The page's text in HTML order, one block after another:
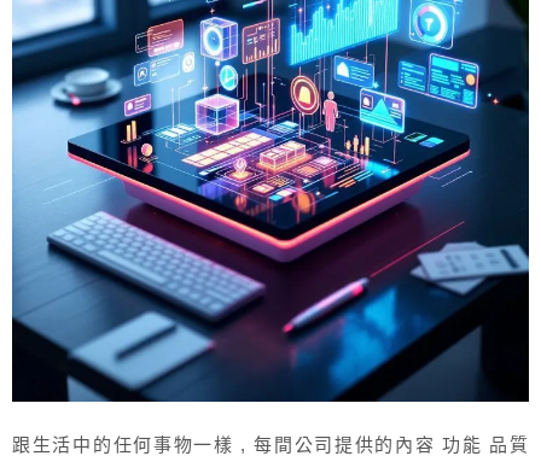
跟生活中的任何事物一樣 , 每間公司提供的內容 功能 品質